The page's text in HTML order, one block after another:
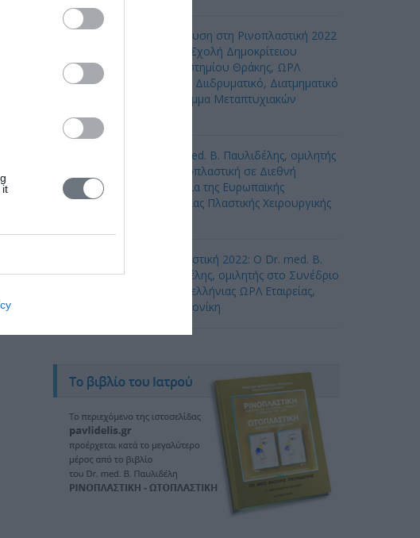
it
Εκπαίδευση στη Ρινοπλαστική 2022
Ιατρική Σχολή Δημοκρίτειου
Πανεπιστημίου Θράκης, ΩΡΛ
Κλινική, Διιδρυματικό, Διατμηματικό
Πρόγραμμα Μεταπτυχιακών
Σπουδών
Ο Dr. med. B. Παυλιδέλης, ομιλητής
για Ρινοπλαστική σε Διεθνή
Συνέδρια της Ευρωπαϊκής
Ακαδημίας Πλαστικής Χειρουργικής
Ωτοπλαστική 2022: Ο Dr. med. B.
Παυλιδέλης, ομιλητής στο Συνέδριο
της Πανελλήνιας ΩΡΛ Εταιρείας,
Θεσσαλονίκη